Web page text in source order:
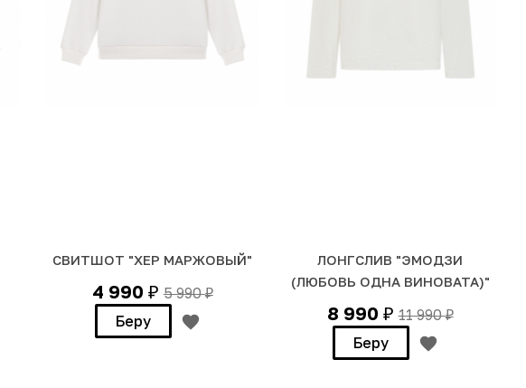
СВИТШОТ "ХЕР МАРЖОВЫЙ"
4 990 ₽ 5 990₽
Беру
ЛОНГСЛИВ "ЭМОДЗИ
(ЛЮБОВЬ ОДНА ВИНОВАТА)"
8 990 ₽ 11 990₽
Беру